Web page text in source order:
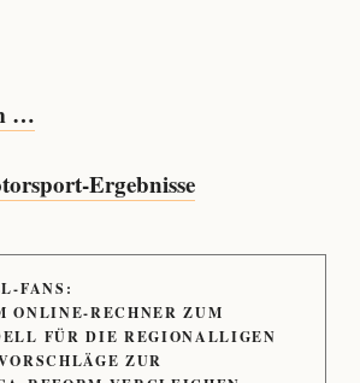
…
Ergebnisse
FANS:
ONLINE-RECHNER ZUM
FÜR DIE REGIONALLIGEN
ZUR